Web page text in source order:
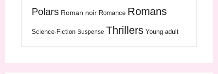
Polars Roman noir Romance Romans
Science-Fiction Suspense Thrillers Young adult